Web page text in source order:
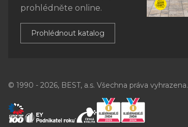
prohlédněte online.
Prohlédnout katalog
© 1990 - 2026, BEST, a.s. Všechna práva vyhrazena.